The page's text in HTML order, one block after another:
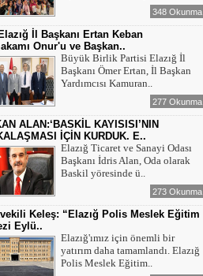
348 Okunma
İl Başkanı Ertan Keban
Onur'u ve Başkan..
Büyük Birlik Partisi Elazığ İl
Başkanı Ömer Ertan, İl Başkan
Yardımcısı Kamuran..
277 Okunma
ALAN:‘BASKİL KAYISISI’NIN
İÇİN KURDUK. E..
Elazığ Ticaret ve Sanayi Odası
Başkanı İdris Alan, Oda olarak
Baskil yöresinde ü..
273 Okunma
Keleş: “Elazığ Polis Meslek Eğitim
Eylü..
Elazığ'ımız için önemli bir
yatırım daha tamamlandı. Elazığ
Polis Meslek Eğitim..